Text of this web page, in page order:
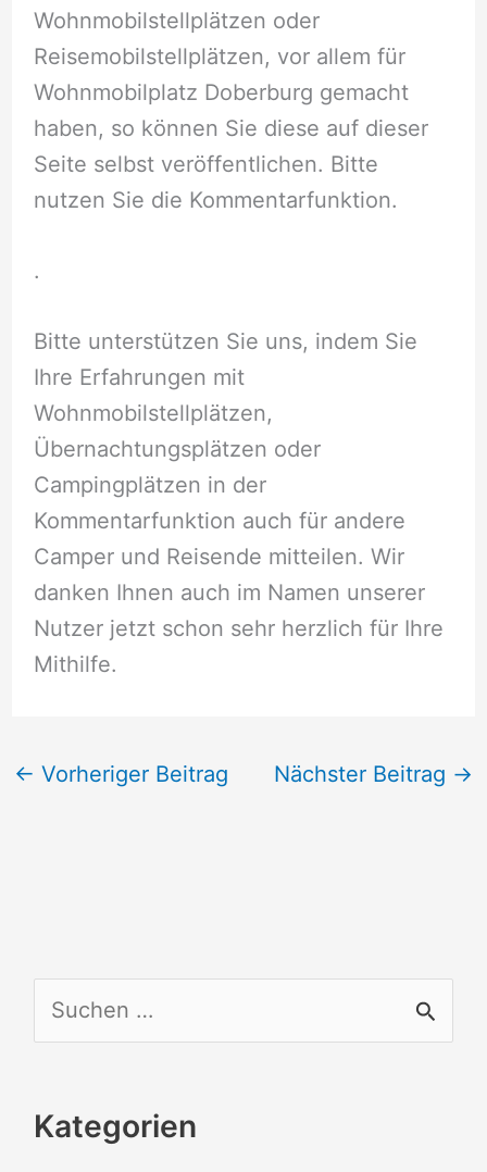
Wohnmobilstellplätzen oder
Reisemobilstellplätzen, vor allem für
Wohnmobilplatz Doberburg gemacht
haben, so können Sie diese auf dieser
Seite selbst veröffentlichen. Bitte
nutzen Sie die Kommentarfunktion.
.
Bitte unterstützen Sie uns, indem Sie
Ihre Erfahrungen mit
Wohnmobilstellplätzen,
Übernachtungsplätzen oder
Campingplätzen in der
Kommentarfunktion auch für andere
Camper und Reisende mitteilen. Wir
danken Ihnen auch im Namen unserer
Nutzer jetzt schon sehr herzlich für Ihre
Mithilfe.
← Vorheriger Beitrag Nächster Beitrag →
u
h
Kategorien